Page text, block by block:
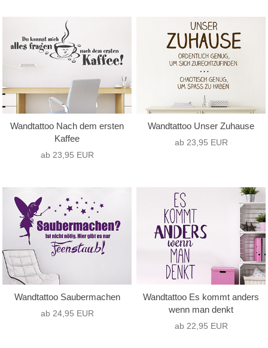
Wandtattoo Nach dem ersten
Kaffee
ab 23,95 EUR
Wandtattoo Unser Zuhause
ab 23,95 EUR
Wandtattoo Saubermachen
ab 24,95 EUR
Wandtattoo Es kommt anders
wenn man denkt
ab 22,95 EUR